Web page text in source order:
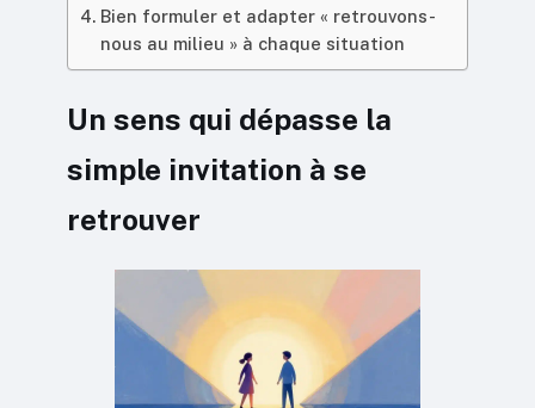
Bien formuler et adapter « retrouvons-
nous au milieu » à chaque situation
Un sens qui dépasse la
simple invitation à se
retrouver